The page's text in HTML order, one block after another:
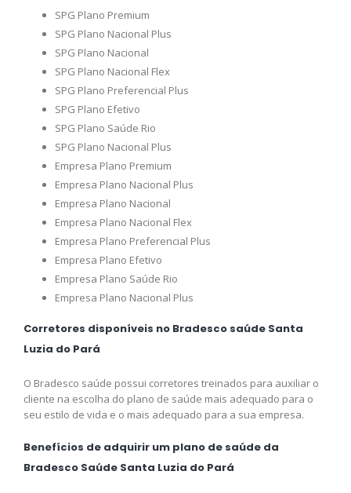
SPG Plano Premium
SPG Plano Nacional Plus
SPG Plano Nacional
SPG Plano Nacional Flex
SPG Plano Preferencial Plus
SPG Plano Efetivo
SPG Plano Saúde Rio
SPG Plano Nacional Plus
Empresa Plano Premium
Empresa Plano Nacional Plus
Empresa Plano Nacional
Empresa Plano Nacional Flex
Empresa Plano Preferencial Plus
Empresa Plano Efetivo
Empresa Plano Saúde Rio
Empresa Plano Nacional Plus
Corretores disponíveis no Bradesco saúde Santa
Luzia do Pará
O Bradesco saúde possui corretores treinados para auxiliar o
cliente na escolha do plano de saúde mais adequado para o
seu estilo de vida e o mais adequado para a sua empresa.
Benefícios de adquirir um plano de saúde da
Bradesco Saúde Santa Luzia do Pará